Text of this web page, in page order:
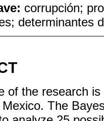
corrupción;
determinantes
of the research
The